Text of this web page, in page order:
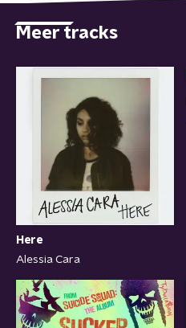
Meer tracks
Here
Alessia Cara